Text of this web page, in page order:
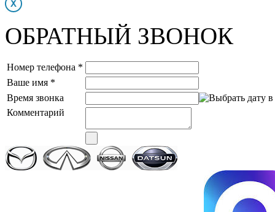
ОБРАТНЫЙ ЗВОНОК
Номер телефона *
Ваше имя *
Время звонка
Комментарий